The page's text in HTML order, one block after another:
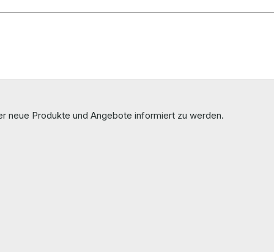
neue Produkte und Angebote informiert zu werden.